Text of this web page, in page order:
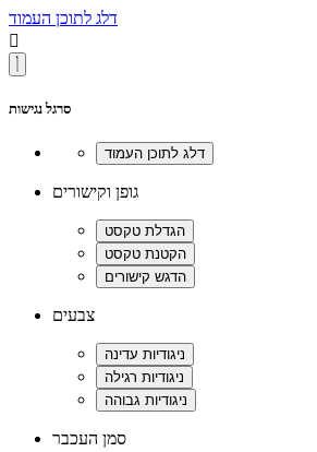
דלג לתוכן העמוד

סרגל נגישות
גופן וקישורים
צבעים
סמן העכבר